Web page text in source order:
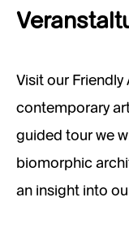
Visit our
contemporary
guided tour we
biomorphic
an insight into